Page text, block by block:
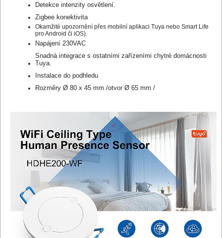
Detekce intenzity osvětlení.
Zigbee konektivita
Okamžité upozornění přes mobilní aplikaci Tuya nebo Smart Life
pro Android či iOS).
Napájení 230VAC
Snadná integrace s ostatními zařízeními chytré domácnosti
Tuya.
Instalace do podhledu
Rozměry Ø 80 x 45 mm /otvor Ø 65 mm /